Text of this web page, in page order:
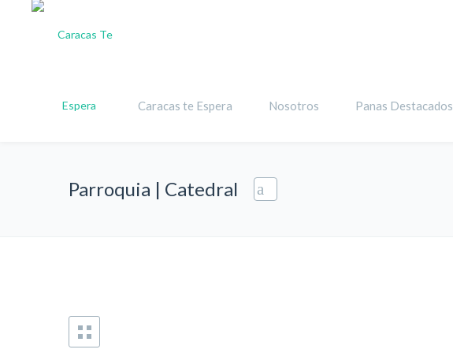
Caracas te Espera Nosotros Panas Destacados
Parroquia | Catedral